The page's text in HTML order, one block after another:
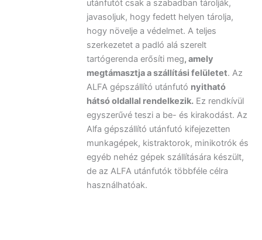
utánfutót csak a szabadban tárolják,
javasoljuk, hogy fedett helyen tárolja,
hogy növelje a védelmet. A teljes
szerkezetet a padló alá szerelt
tartógerenda erősíti meg, amely
megtámasztja a szállítási felületet. Az
ALFA gépszállító utánfutó nyitható
hátsó oldallal rendelkezik.Ez rendkívül
egyszerűvé teszi a be- és kirakodást. Az
Alfa gépszállító utánfutó kifejezetten
munkagépek, kistraktorok, minikotrók és
egyéb nehéz gépek szállítására készült,
de az ALFA utánfutók többféle célra
használhatóak.